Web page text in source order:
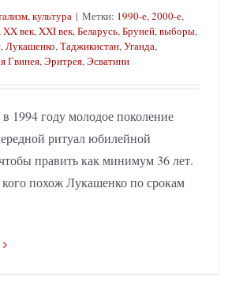
,культура | Метки: 1990-е,2000-е,
XX век,XXI век,Беларусь,Бруней,выборы,
,Лукашенко,Таджикистан,Уганда,
Гвинея,Эритрея,Эсватини
1994 году молодое поколение
ритуал юбилейной
править как минимум 36 лет.
кого похож Лукашенко по срокам